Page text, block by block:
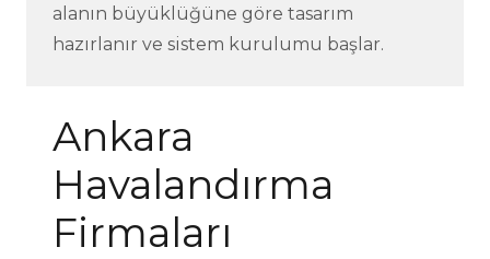
alanın büyüklüğüne göre tasarım
hazırlanır ve sistem kurulumu başlar.
Ankara
Havalandırma
Firmaları